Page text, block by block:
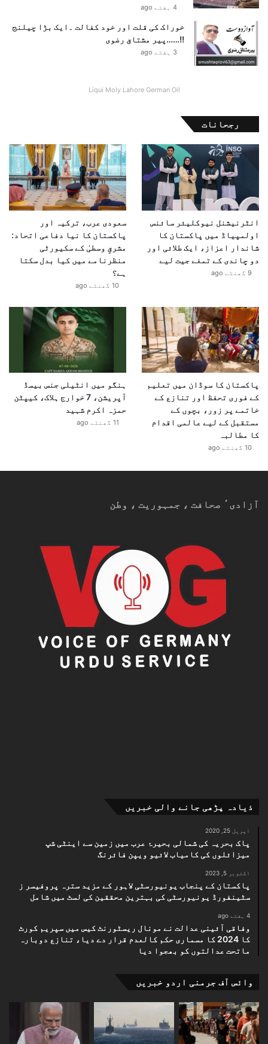
4 ہفتے ago
خوراک کی قلت اور خود کفالت ۔ایک بڑا چیلنج
!!……پیر مشتاق رضوی
3 ہفتے ago
Liqui Moly Lahore German Oil
رجحانات
انٹرنیشنل نیوکلیئر سائنس
اولمپیاڈ میں پاکستان کا
شاندار اعزاز، ایک طلائی اور
دو چاندی کے تمغے جیت لیے
9 گھنٹے ago
سعودی عرب، ترکیہ اور
پاکستان کا نیا دفاعی اتحاد:
مشرقِ وسطیٰ کے سکیورٹی
منظرنامے میں کیا بدل سکتا
ہے؟
10 گھنٹے ago
پاکستان کا سوڈان میں تعلیم
کے فوری تحفظ اور تنازع کے
خاتمے پر زور، بچوں کے
مستقبل کے لیے عالمی اقدام
کا مطالبہ
10 گھنٹے ago
ہنگو میں انٹیلی جنس بیسڈ
آپریشن، 7 خوارج ہلاک، کیپٹن
حمزہ اکرم شہید
11 گھنٹے ago
آزادیٴ صحافت ، جمہوریت ، وطن
ذیادہ پڑھی جانے والی خبریں
اپریل 25, 2020
پاک بحریہ کی شمالی بحیرۂ عرب میں زمین سے اینٹی شپ
میزائلوں کی کامیاب لائیو ویپن فائرنگ
اکتوبر 5, 2023
پاکستان کے پنجاب یونیورسٹی لاہور کے مزید سترہ پروفیسر ز
سٹینفورڈ یونیورسٹی کی بہترین محققین کی لسٹ میں شامل
4 ہفتے ago
وفاقی آئینی عدالت نے مونال ریسٹورنٹ کیس میں سپریم کورٹ
کا 2024 کا مسماری حکم کالعدم قرار دے دیا، تنازع دوبارہ
ماتحت عدالتوں کو بھجوا دیا
وائس آف جرمنی اردو خبریں